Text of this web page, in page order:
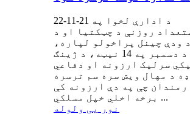
د ادارې لخوا په 21-11-22
روزنې د چټکتیا او د
ودې چینل پراخولو لپاره،
د 2017 کال د دسمبر په 14 نیټه، د ژینګ
سرلیک ارزونه او دفاعي
د مهال ویش سره سم ترسره
چې په دې ارزونه کې
برخه اخلي خپل مسلکي ...
نور یی ولوله